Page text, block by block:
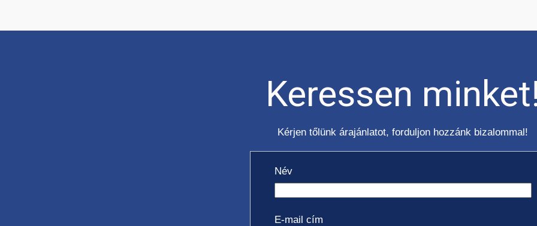
Keressen
Kérjen tőlünk árajánlatot, forduljon hozzánk bizalommal!
Név
E-mail cím